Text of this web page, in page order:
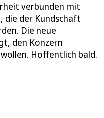
verbunden mit
die der Kundschaft
Die neue
den Konzern
Hoffentlich bald.